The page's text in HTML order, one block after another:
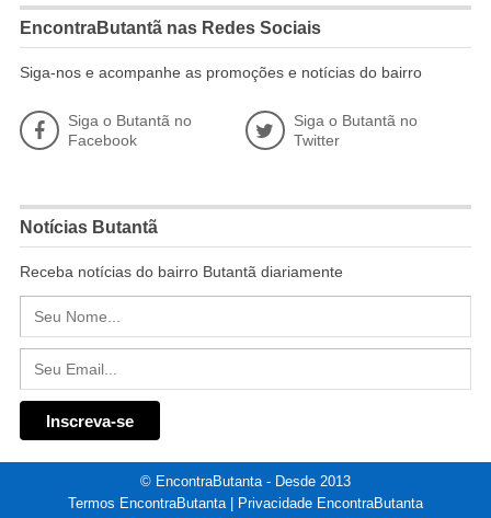
EncontraButantã nas Redes Sociais
Siga-nos e acompanhe as promoções e notícias do bairro
Siga o Butantã no
Facebook
Siga o Butantã no
Twitter
Notícias Butantã
Receba notícias do bairro Butantã diariamente
© EncontraButanta - Desde 2013
Termos EncontraButanta
Privacidade EncontraButanta